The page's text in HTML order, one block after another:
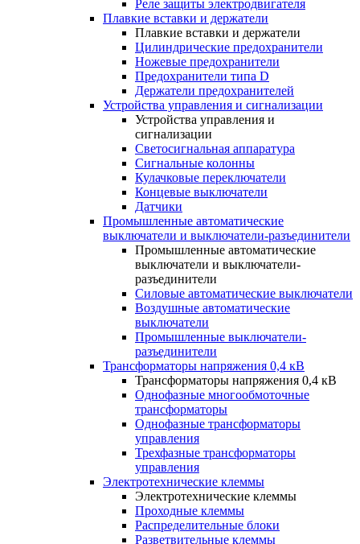
Реле защиты электродвигателя
Плавкие вставки и держатели
Плавкие вставки и держатели
Цилиндрические предохранители
Ножевые предохранители
Предохранители типа D
Держатели предохранителей
Устройства управления и сигнализации
Устройства управления и
сигнализации
Светосигнальная аппаратура
Сигнальные колонны
Кулачковые переключатели
Концевые выключатели
Датчики
Промышленные автоматические
выключатели и выключатели-разъединители
Промышленные автоматические
выключатели и выключатели-
разъединители
Силовые автоматические выключатели
Воздушные автоматические
выключатели
Промышленные выключатели-
разъединители
Трансформаторы напряжения 0,4 кВ
Трансформаторы напряжения 0,4 кВ
Однофазные многообмоточные
трансформаторы
Однофазные трансформаторы
управления
Трехфазные трансформаторы
управления
Электротехнические клеммы
Электротехнические клеммы
Проходные клеммы
Распределительные блоки
Разветвительные клеммы